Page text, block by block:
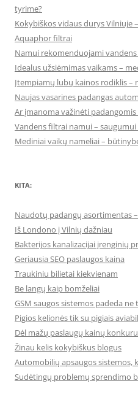
tyrime?
Kokybiškos vidaus durys Vilniuje
Aquaphor filtrai
Namui rekomenduojami
Idealus užsiėmimas vaikams –
Įtempiamų lubų kainos rodiklis –
Naujas vasarines padangas
Ar įmanoma važinėti padangomis
Vandens filtrai namui –
Mediniai vaikų nameliai –
KITA:
Naudotų padangų asortimentas
Iš Londono į Vilnių dažniau
Bakterijos kanalizacijai įrenginių
Geriausia SEO paslaugos kaina
Traukiniu bilietai kiekvienam
Be langų kaip bomželiai
GSM saugos sistemos padeda ne
Pigios kelionės tik su pigiais
Dėl mažų paslaugų kainų
Žinau kelis kokybiškus blogus
Automobilių apsaugos sistemos,
Sudėtingų problemų sprendimo